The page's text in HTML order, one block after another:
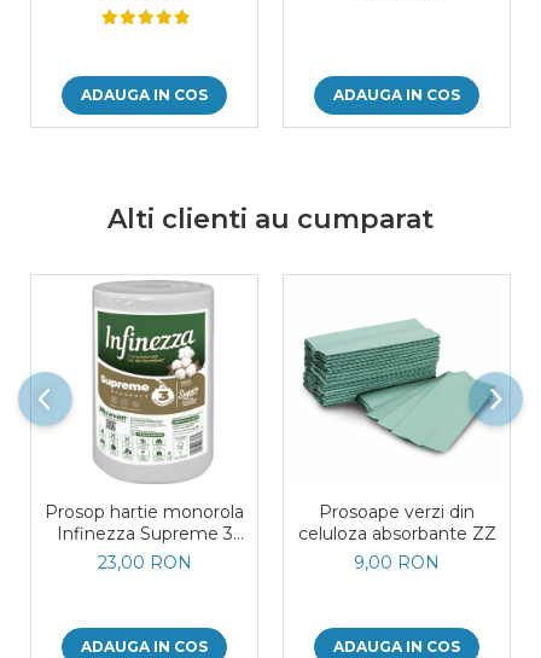
ADAUGA IN COS ADAUGA IN COS
Alti clienti au cumparat
Prosop hartie monorola
Infinezza Supreme 3
straturi 100 foi
23,00 RON
ADAUGA IN COS
Prosoape verzi din
celuloza absorbante ZZ
9,00 RON
ADAUGA IN COS